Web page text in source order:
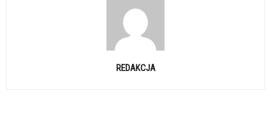
REDAKCJA